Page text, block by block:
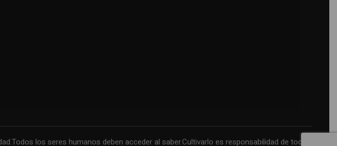
los seres humanos deben acceder al saber.Cultivarlo es responsabilidad de todos.